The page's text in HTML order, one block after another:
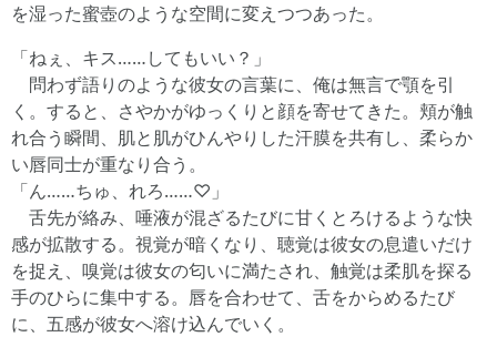
を湿った蜜壺のような空間に変えつつあった。
「ねぇ、キス……してもいい？」
問わず語りのような彼女の言葉に、俺は無言で顎を引
く。すると、さやかがゆっくりと顔を寄せてきた。頬が触
れ合う瞬間、肌と肌がひんやりした汗膜を共有し、柔らか
い唇同士が重なり合う。
「ん……ちゅ、れろ……♡」
舌先が絡み、唾液が混ざるたびに甘くとろけるような快
感が拡散する。視覚が暗くなり、聴覚は彼女の息遣いだけ
を捉え、嗅覚は彼女の匂いに満たされ、触覚は柔肌を探る
手のひらに集中する。唇を合わせて、舌をからめるたび
に、五感が彼女へ溶け込んでいく。